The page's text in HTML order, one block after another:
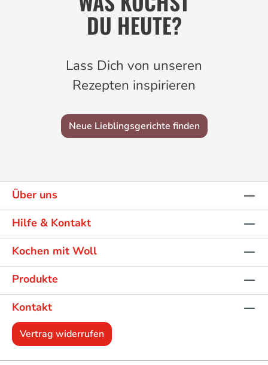
DU HEUTE?
Lass Dich von unseren
Rezepten inspirieren
Neue Lieblingsgerichte finden
Über uns
Hilfe & Kontakt
Kochen mit Woll
Produkte
Kontakt
Vertrag widerrufen